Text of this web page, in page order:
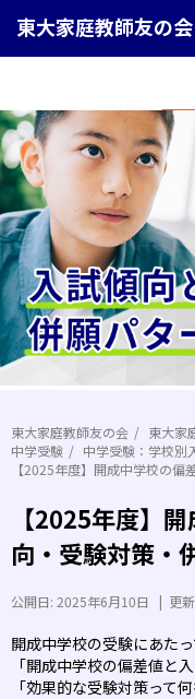
東大家庭教師友の会
東大家庭教師友の会 東大家
中学受験
中学受験：学校別
【2025年度】開成中学校の
【2025年度】
向・受験対策・
公開日: 2025年6月10日 | 更
開成中学校の受験にあた
「開成中学校の偏差値と
「効果的な受験対策って